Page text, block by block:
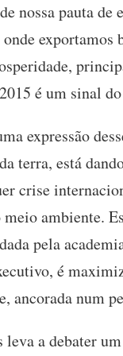
nossa pauta
é um sinal
expressão
terra, está
crise
ambiente.
pela
é
ancorada num
leva a debater